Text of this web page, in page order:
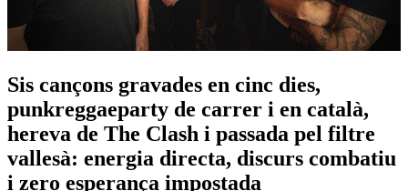
Sis cançons gravades en cinc dies,
punkreggaeparty de carrer i en català,
hereva de The Clash i passada pel filtre
vallesà: energia directa, discurs combatiu
i zero esperança impostada